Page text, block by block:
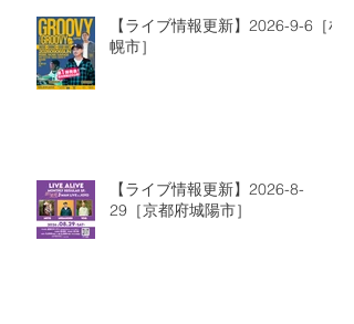
【ライブ情報更新】2026-9-6［札
幌市］
【ライブ情報更新】2026-8-
29［京都府城陽市］